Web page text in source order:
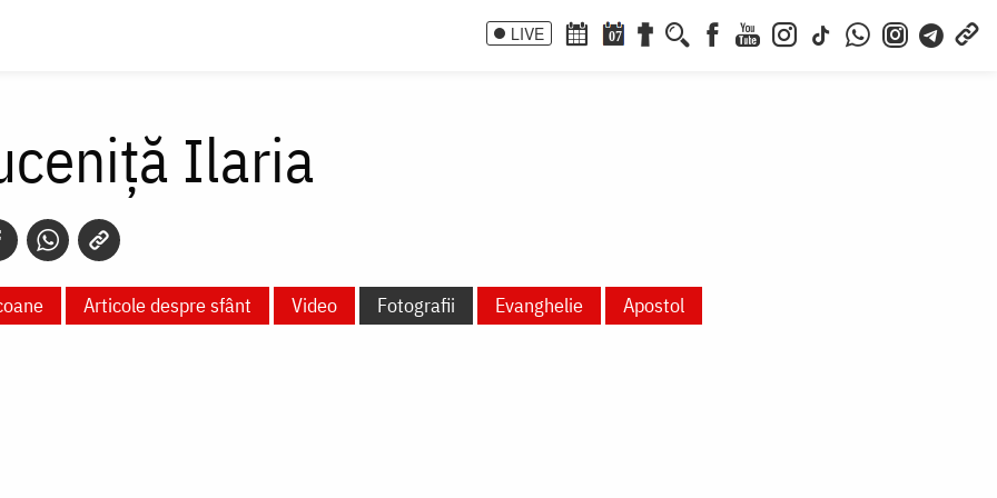
LIVE 07
Ilaria
Articole despre sfânt Video Fotografii Evanghelie Apostol